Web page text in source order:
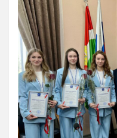
6 Материально-
образовательного
7 Доступная среда
Организация
8 Международное
9 Вакантные места для
10 Стипендии и меры
11 Финансово-